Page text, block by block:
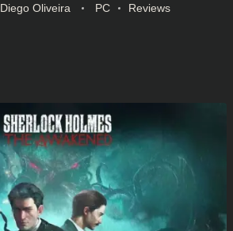
Diego Oliveira PC Reviews